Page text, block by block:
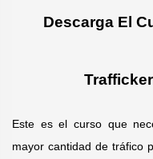
Descarga El
Este es el curso que
mayor cantidad de tráfico